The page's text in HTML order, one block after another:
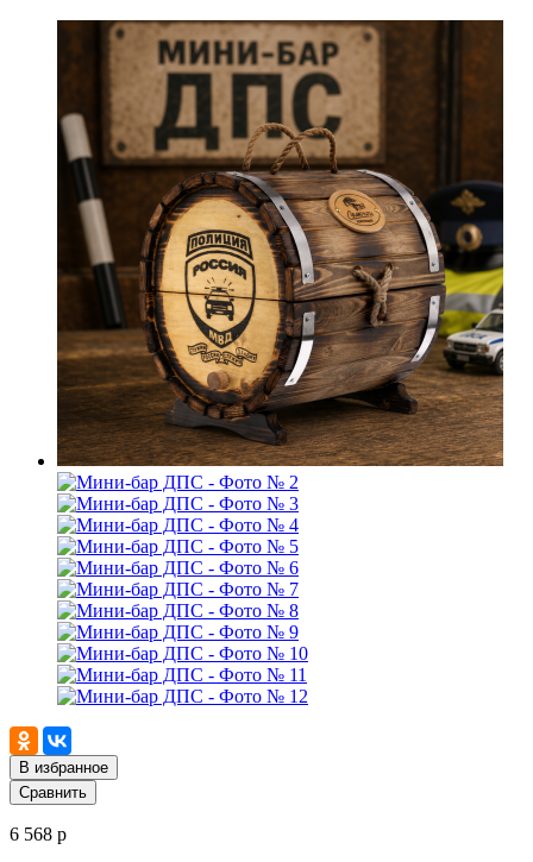
В избранное
Сравнить
6 568 р